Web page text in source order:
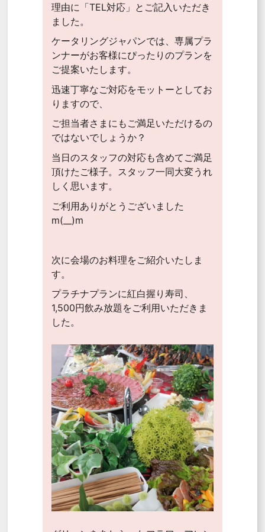
理由に「TEL対応」とご記入いただき
ました。
ケータリングジャパンでは、専属プラ
ンナーがお客様にぴったりのプランを
ご提案いたします。
迅速丁寧なご対応をモットーとしてお
りますので、
ご担当者さまにもご満足いただけるの
ではないでしょうか？
当日のスタッフの対応も含めてご満足
頂けたご様子。スタッフ一同大変うれ
しく思います。
ご利用ありがとうございました
m(__)m
次に会場のお料理をご紹介いたしま
す。
プラチナプランに紅白握り寿司、
1,500円飲み放題をご利用いただきま
した。